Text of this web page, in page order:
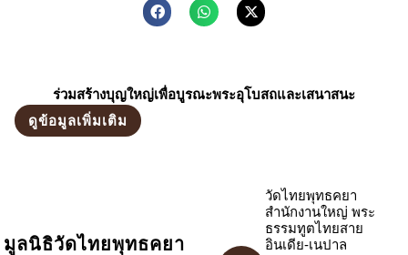
ร่วมสร้างบุญใหญ่เพื่อบูรณะพระอุโบสถและเสนาสนะ
ดูข้อมูลเพิ่มเติม
มูลนิธิวัดไทยพุทธคยา
วัดไทยพุทธคยา
สำนักงานใหญ่ พระ
ธรรมทูตไทยสาย
อินเดีย-เนปาล